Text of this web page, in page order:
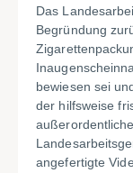
Das
Begründung
bewiesen sei
der hilfsweise
angefertigte